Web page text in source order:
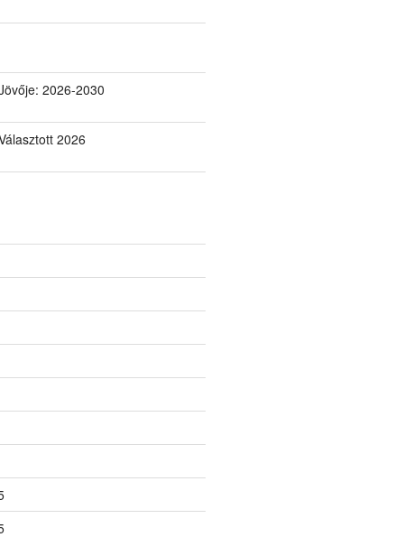
2026-2030
2026